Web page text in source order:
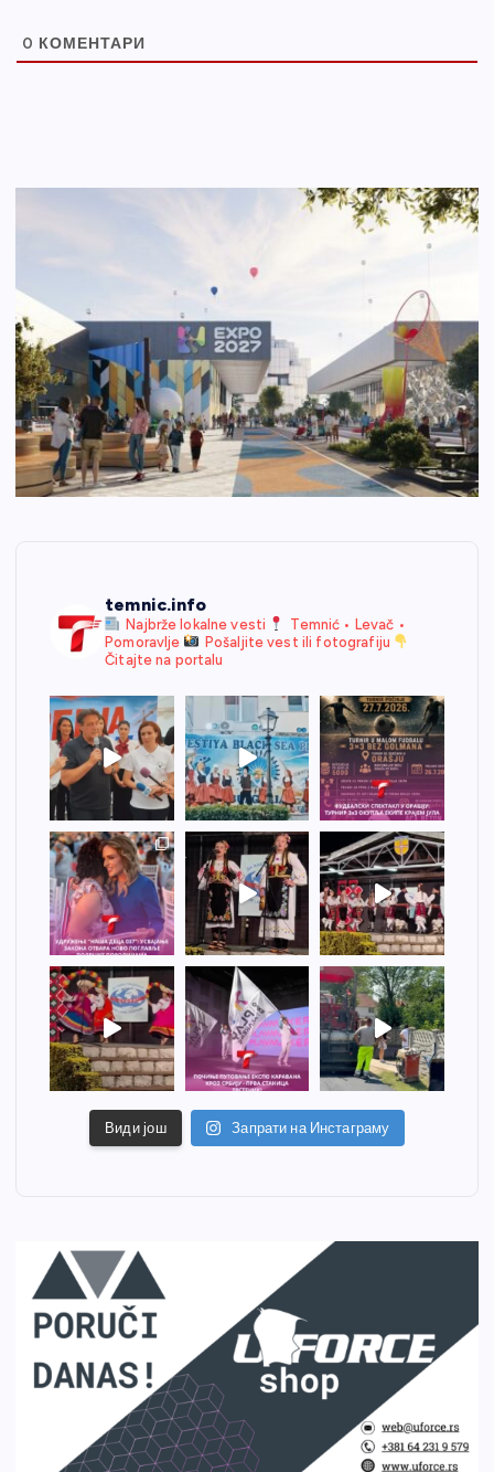
0 КОМЕНТАРИ
temnic.info
Najbrže lokalne vesti
Temnić • Levač •
Pomoravlje
Pošaljite vest ili fotografiju
Čitajte na portalu
Види још Запрати на Инстаграму